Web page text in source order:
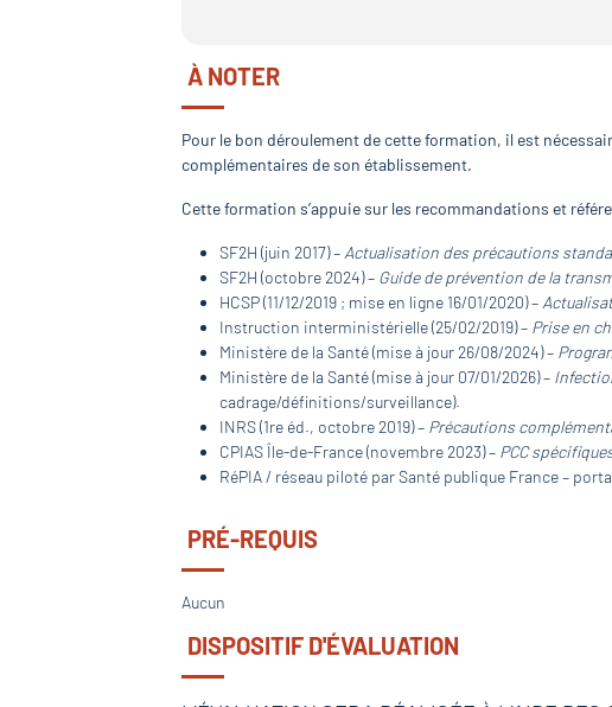
À NOTER
Pour le bon déroulement de cette formation, il est
complémentaires de son établissement.
Cette formation s’appuie sur les recommandations et
SF2H (juin 2017) – Actualisation des précautions
SF2H (octobre 2024) – Guide de prévention de la
HCSP (11/12/2019 ; mise en ligne 16/01/2020) –
Instruction interministérielle (25/02/2019) – Prise en
Ministère de la Santé (mise à jour 26/08/2024) –
Ministère de la Santé (mise à jour 07/01/2026) –
cadrage/définitions/surveillance).
INRS (1re éd., octobre 2019) – Précautions
CPIAS Île-de-France (novembre 2023) – PCC
RéPIA / réseau piloté par Santé publique France –
PRÉ-REQUIS
Aucun
DISPOSITIF D'ÉVALUATION